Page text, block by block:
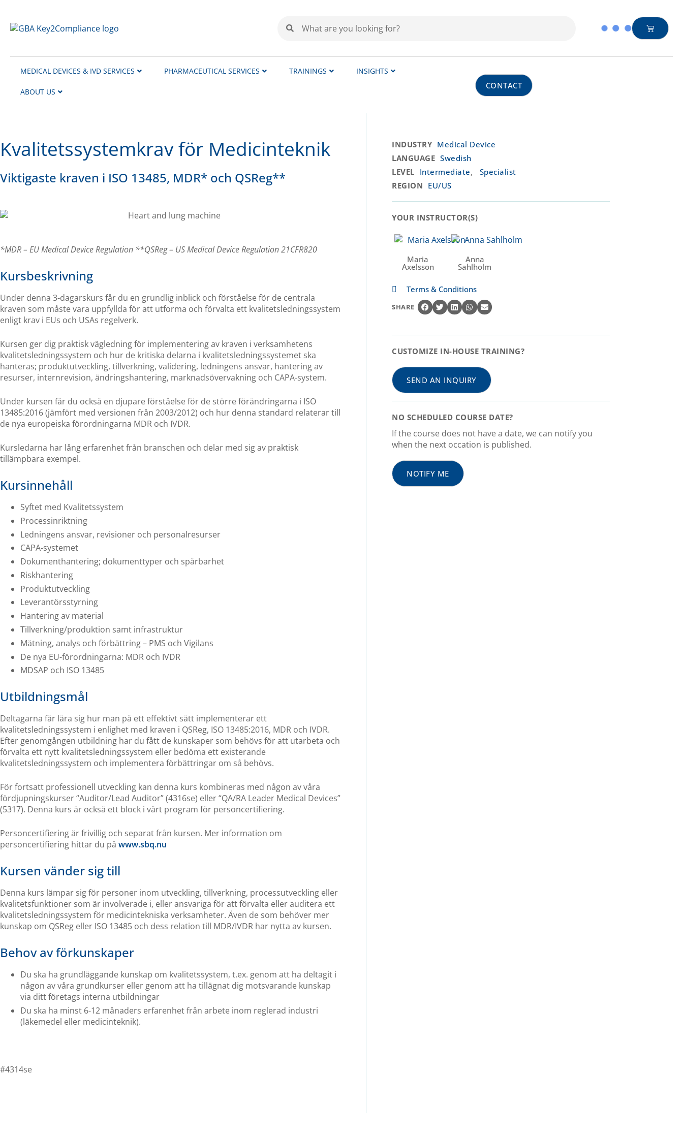
MEDICAL DEVICES & IVD SERVICES PHARMACEUTICAL SERVICES TRAININGS INSIGHTS
ABOUT US
CONTACT
Kvalitetssystemkrav för Medicinteknik
Viktigaste kraven i ISO 13485, MDR* och QSReg**
*MDR – EU Medical Device Regulation **QSReg – US Medical Device Regulation 21CFR820
Kursbeskrivning
Under denna 3-dagarskurs får du en grundlig inblick och förståelse för de centrala
kraven som måste vara uppfyllda för att utforma och förvalta ett kvalitetsledningssystem
enligt krav i EUs och USAs regelverk.
Kursen ger dig praktisk vägledning för implementering av kraven i verksamhetens
kvalitetsledningssystem och hur de kritiska delarna i kvalitetsledningssystemet ska
hanteras; produktutveckling, tillverkning, validering, ledningens ansvar, hantering av
resurser, internrevision, ändringshantering, marknadsövervakning och CAPA-system.
Under kursen får du också en djupare förståelse för de större förändringarna i ISO
13485:2016 (jämfört med versionen från 2003/2012) och hur denna standard relaterar till
de nya europeiska förordningarna MDR och IVDR.
Kursledarna har lång erfarenhet från branschen och delar med sig av praktisk
tillämpbara exempel.
Kursinnehåll
Syftet med Kvalitetssystem
Processinriktning
Ledningens ansvar, revisioner och personalresurser
CAPA-systemet
Dokumenthantering; dokumenttyper och spårbarhet
Riskhantering
Produktutveckling
Leverantörsstyrning
Hantering av material
Tillverkning/produktion samt infrastruktur
Mätning, analys och förbättring – PMS och Vigilans
De nya EU-förordningarna: MDR och IVDR
MDSAP och ISO 13485
Utbildningsmål
Deltagarna får lära sig hur man på ett effektivt sätt implementerar ett
kvalitetsledningssystem i enlighet med kraven i QSReg, ISO 13485:2016, MDR och IVDR.
Efter genomgången utbildning har du fått de kunskaper som behövs för att utarbeta och
förvalta ett nytt kvalitetsledningssystem eller bedöma ett existerande
kvalitetsledningssystem och implementera förbättringar om så behövs.
För fortsatt professionell utveckling kan denna kurs kombineras med någon av våra
fördjupningskurser “Auditor/Lead Auditor” (4316se) eller “QA/RA Leader Medical Devices”
(5317). Denna kurs är också ett block i vårt program för personcertifiering.
Personcertifiering är frivillig och separat från kursen. Mer information om
personcertifiering hittar du på www.sbq.nu
Kursen vänder sig till
Denna kurs lämpar sig för personer inom utveckling, tillverkning, processutveckling eller
kvalitetsfunktioner som är involverade i, eller ansvariga för att förvalta eller auditera ett
kvalitetsledningssystem för medicintekniska verksamheter. Även de som behöver mer
kunskap om QSReg eller ISO 13485 och dess relation till MDR/IVDR har nytta av kursen.
Behov av förkunskaper
Du ska ha grundläggande kunskap om kvalitetssystem, t.ex. genom att ha deltagit i
någon av våra grundkurser eller genom att ha tillägnat dig motsvarande kunskap
via ditt företags interna utbildningar
Du ska ha minst 6-12 månaders erfarenhet från arbete inom reglerad industri
(läkemedel eller medicinteknik).
#4314se
INDUSTRY Medical Device
LANGUAGE Swedish
LEVEL Intermediate,
Specialist
REGION EU/US
YOUR INSTRUCTOR(S)​
Maria
Axelsson
Anna
Sahlholm
Terms & Conditions
SHARE
CUSTOMIZE IN-HOUSE TRAINING?
SEND AN INQUIRY
NO SCHEDULED COURSE DATE?
If the course does not have a date, we can notify you
when the next occation is published.
NOTIFY ME